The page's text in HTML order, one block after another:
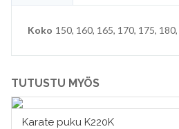
Koko 150, 160, 165, 170, 175,
TUTUSTU MYÖS
Karate puku K220K